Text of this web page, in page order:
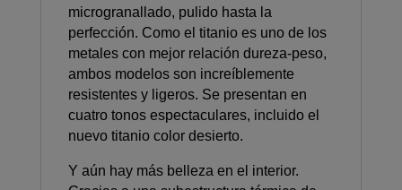
microgranallado, pulido hasta la
perfección. Como el titanio es uno de los
metales con mejor relación dureza‑peso,
ambos modelos son increíblemente
resistentes y ligeros. Se presentan en
cuatro tonos espectaculares, incluido el
nuevo titanio color desierto.
Y aún hay más belleza en el interior.